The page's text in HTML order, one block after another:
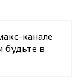
канале
будьте в